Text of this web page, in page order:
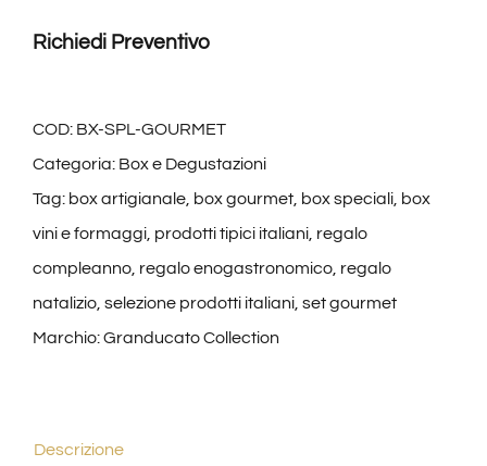
Richiedi Preventivo
COD: BX-SPL-GOURMET
Categoria: Box e Degustazioni
Tag: box artigianale, box gourmet, box speciali, box
vini e formaggi, prodotti tipici italiani, regalo
compleanno, regalo enogastronomico, regalo
natalizio, selezione prodotti italiani, set gourmet
Marchio:Granducato Collection
Descrizione